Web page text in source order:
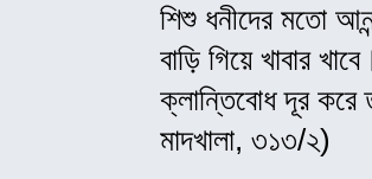
শিশু ধনীদের মতো
বাড়ি গিয়ে খাবার
ক্লান্তিবোধ দূর
মাদখালা, ৩১৩/২)